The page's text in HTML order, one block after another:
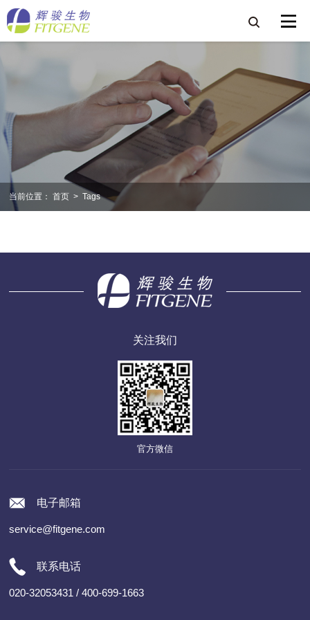
当前位置： 首页 > Tags
关注我们
官方微信
电子邮箱
service@fitgene.com
联系电话
020-32053431 / 400-699-1663